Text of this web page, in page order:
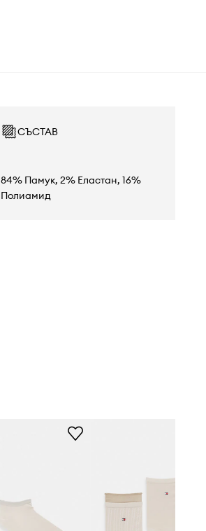
СЪСТАВ
84% Памук, 2% Еластан, 16%
Полиамид